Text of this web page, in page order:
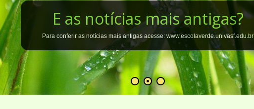
Minicursos do PEV
Já estão abertas as inscrições para os Minicursos do PEV. Confira clicando no
banner logo abaixo no lado direito da página.